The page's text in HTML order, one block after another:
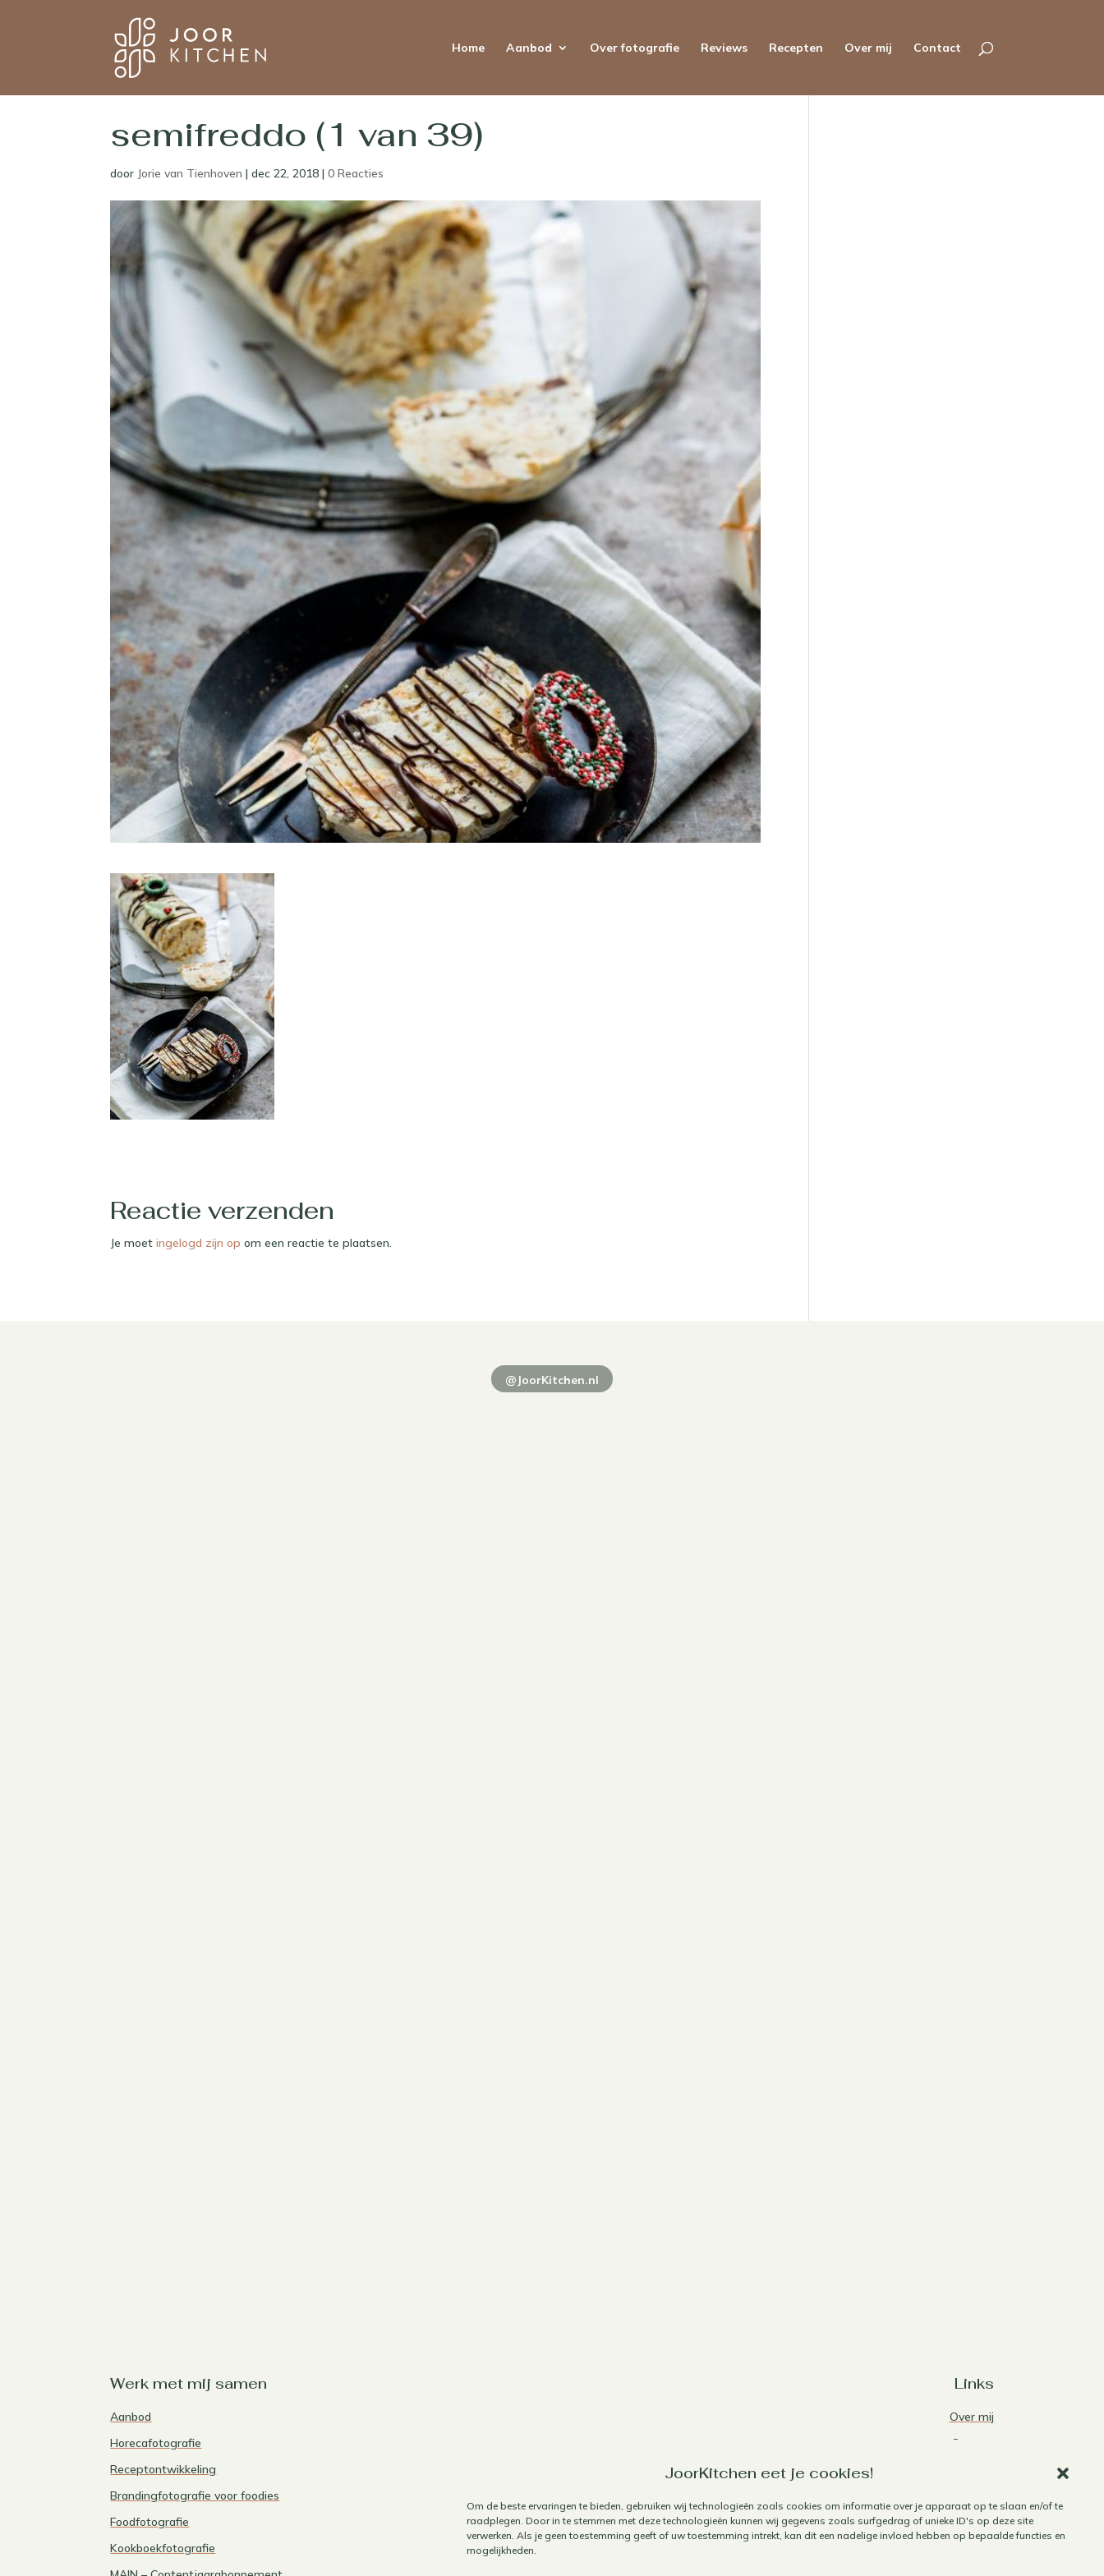
JoorKitchen eet je cookies!
Om de beste ervaringen te bieden, gebruiken wij technologieën zoals cookies om informatie over je apparaat op te slaan en/of te
raadplegen. Door in te stemmen met deze technologieën kunnen wij gegevens zoals surfgedrag of unieke ID's op deze site
verwerken. Als je geen toestemming geeft of uw toestemming intrekt, kan dit een nadelige invloed hebben op bepaalde functies en
mogelijkheden.
Home Aanbod Over fotografie Reviews Recepten Over mij Contact
semifreddo (1 van 39)
door Jorie van Tienhoven |dec 22, 2018 |0 Reacties
Reactie verzenden
Je moetingelogd zijn op om een reactie te plaatsen.
@JoorKitchen.nl
Werk met mij samen
Aanbod
Horecafotografie
Receptontwikkeling
Brandingfotografie voor foodies
Foodfotografie
Kookboekfotografie
Links
Over mij
Contact
Algemene voorwaarden
Cookiebeleid